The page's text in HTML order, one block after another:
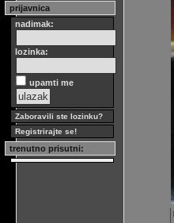
prijavnica
nadimak:
lozinka:
upamti me
Zaboravili ste lozinku?
Registrirajte se!
trenutno prisutni: